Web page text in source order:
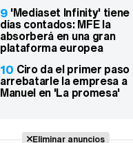
9 'Mediaset Infinity' tiene
días contados: MFE la
absorberá en una gran
plataforma europea
10 Ciro da el primer paso
arrebatarle la empresa a
Manuel en 'La promesa'
Eliminar anuncios